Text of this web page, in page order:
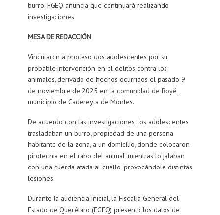
burro. FGEQ anuncia que continuará realizando
investigaciones
MESA DE REDACCIÓN
Vincularon a proceso dos adolescentes por su
probable intervención en el delitos contra los
animales, derivado de hechos ocurridos el pasado 9
de noviembre de 2025 en la comunidad de Boyé,
municipio de Cadereyta de Montes.
De acuerdo con las investigaciones, los adolescentes
trasladaban un burro, propiedad de una persona
habitante de la zona, a un domicilio, donde colocaron
pirotecnia en el rabo del animal, mientras lo jalaban
con una cuerda atada al cuello, provocándole distintas
lesiones.
Durante la audiencia inicial, la Fiscalía General del
Estado de Querétaro (FGEQ) presentó los datos de